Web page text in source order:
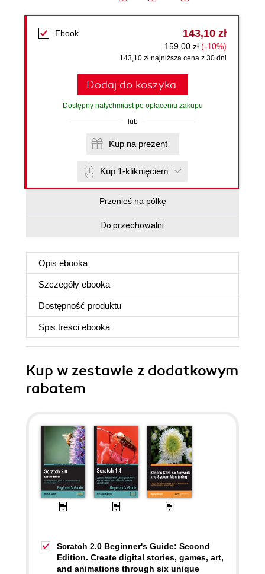
Ebook 143,10 zł
159,00 zł (-10%)
143,10 zł najniższa cena z 30 dni
Dodaj do koszyka
Dostępny natychmiast po opłaceniu zakupu
lub
Kup na prezent
Kup 1-kliknięciem
Przenieś na półkę
Do przechowalni
Opis ebooka
Szczegóły ebooka
Dostępność produktu
Spis treści ebooka
Kup w zestawie z dodatkowym
rabatem
Scratch 2.0 Beginner's Guide: Second
Edition. Create digital stories, games, art,
and animations through six unique